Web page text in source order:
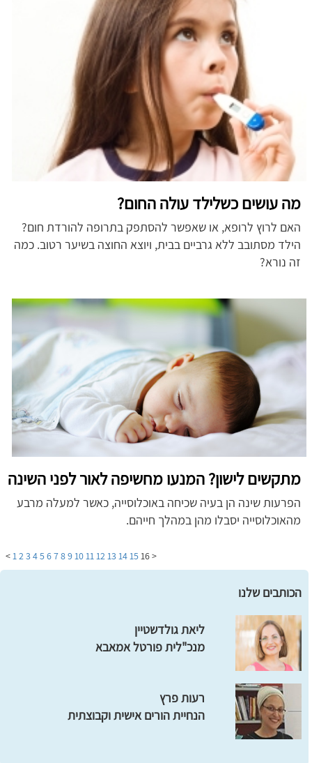
מה עושים כשלילד עולה החום?
האם לרוץ לרופא, או שאפשר להסתפק בתרופה להורדת חום?
הילד מסתובב ללא גרביים בבית, ויוצא החוצה בשיער רטוב. כמה
זה נורא?
מתקשים לישון? המנעו מחשיפה לאור לפני השינה
הפרעות שינה הן בעיה שכיחה באוכלוסייה, כאשר למעלה מרבע
מהאוכלוסייה יסבלו מהן במהלך חייהם.
<
12345678910111213141516
>
הכותבים שלנו
ליאת גולדשטיין
מנכ"לית פורטל אמאבא
רעות פרץ
הנחיית הורים אישית וקבוצתית